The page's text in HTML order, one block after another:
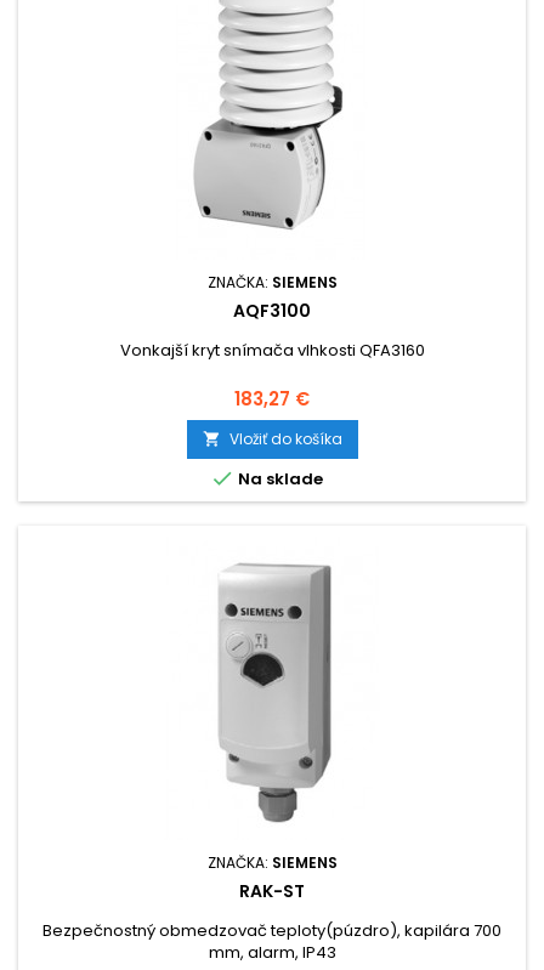
ZNAČKA: SIEMENS
AQF3100
Vonkajší kryt snímača vlhkosti QFA3160
Cena
183,27 €
 Vložiť do košíka
 Na sklade
ZNAČKA: SIEMENS
RAK-ST
Bezpečnostný obmedzovač teploty(púzdro), kapilára 700
mm, alarm, IP43